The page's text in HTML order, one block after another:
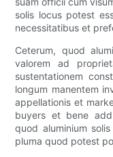
solis locus potest
necessitatibus et
Ceterum, quod
valorem ad
sustentationem
longum manentem
appellationis et
buyers et bene
quod aluminium
pluma quod potest